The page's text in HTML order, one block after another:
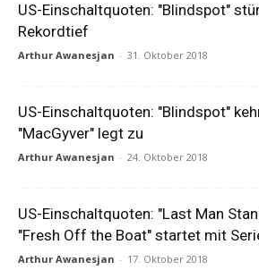
US-Einschaltquoten: "Blindspot"
Rekordtief
Arthur Awanesjan - 31. Oktober 2018
US-Einschaltquoten: "Blindspot"
"MacGyver" legt zu
Arthur Awanesjan - 24. Oktober 2018
US-Einschaltquoten: "Last Man
"Fresh Off the Boat" startet mit
Arthur Awanesjan - 17. Oktober 2018